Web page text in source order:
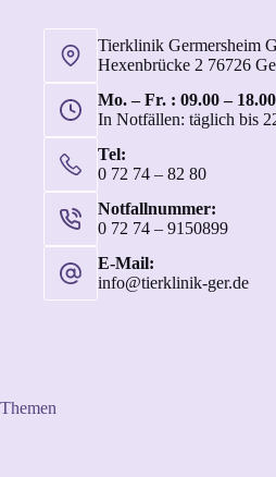
Tierklinik Germersheim
Hexenbrücke 2 76726
Mo. – Fr. : 09.00 –
In Notfällen: täglich bis
Tel:
0 72 74 – 82 80
Notfallnummer:
0 72 74 – 9150899
E-Mail:
info@tierklinik-ger.de
Themen